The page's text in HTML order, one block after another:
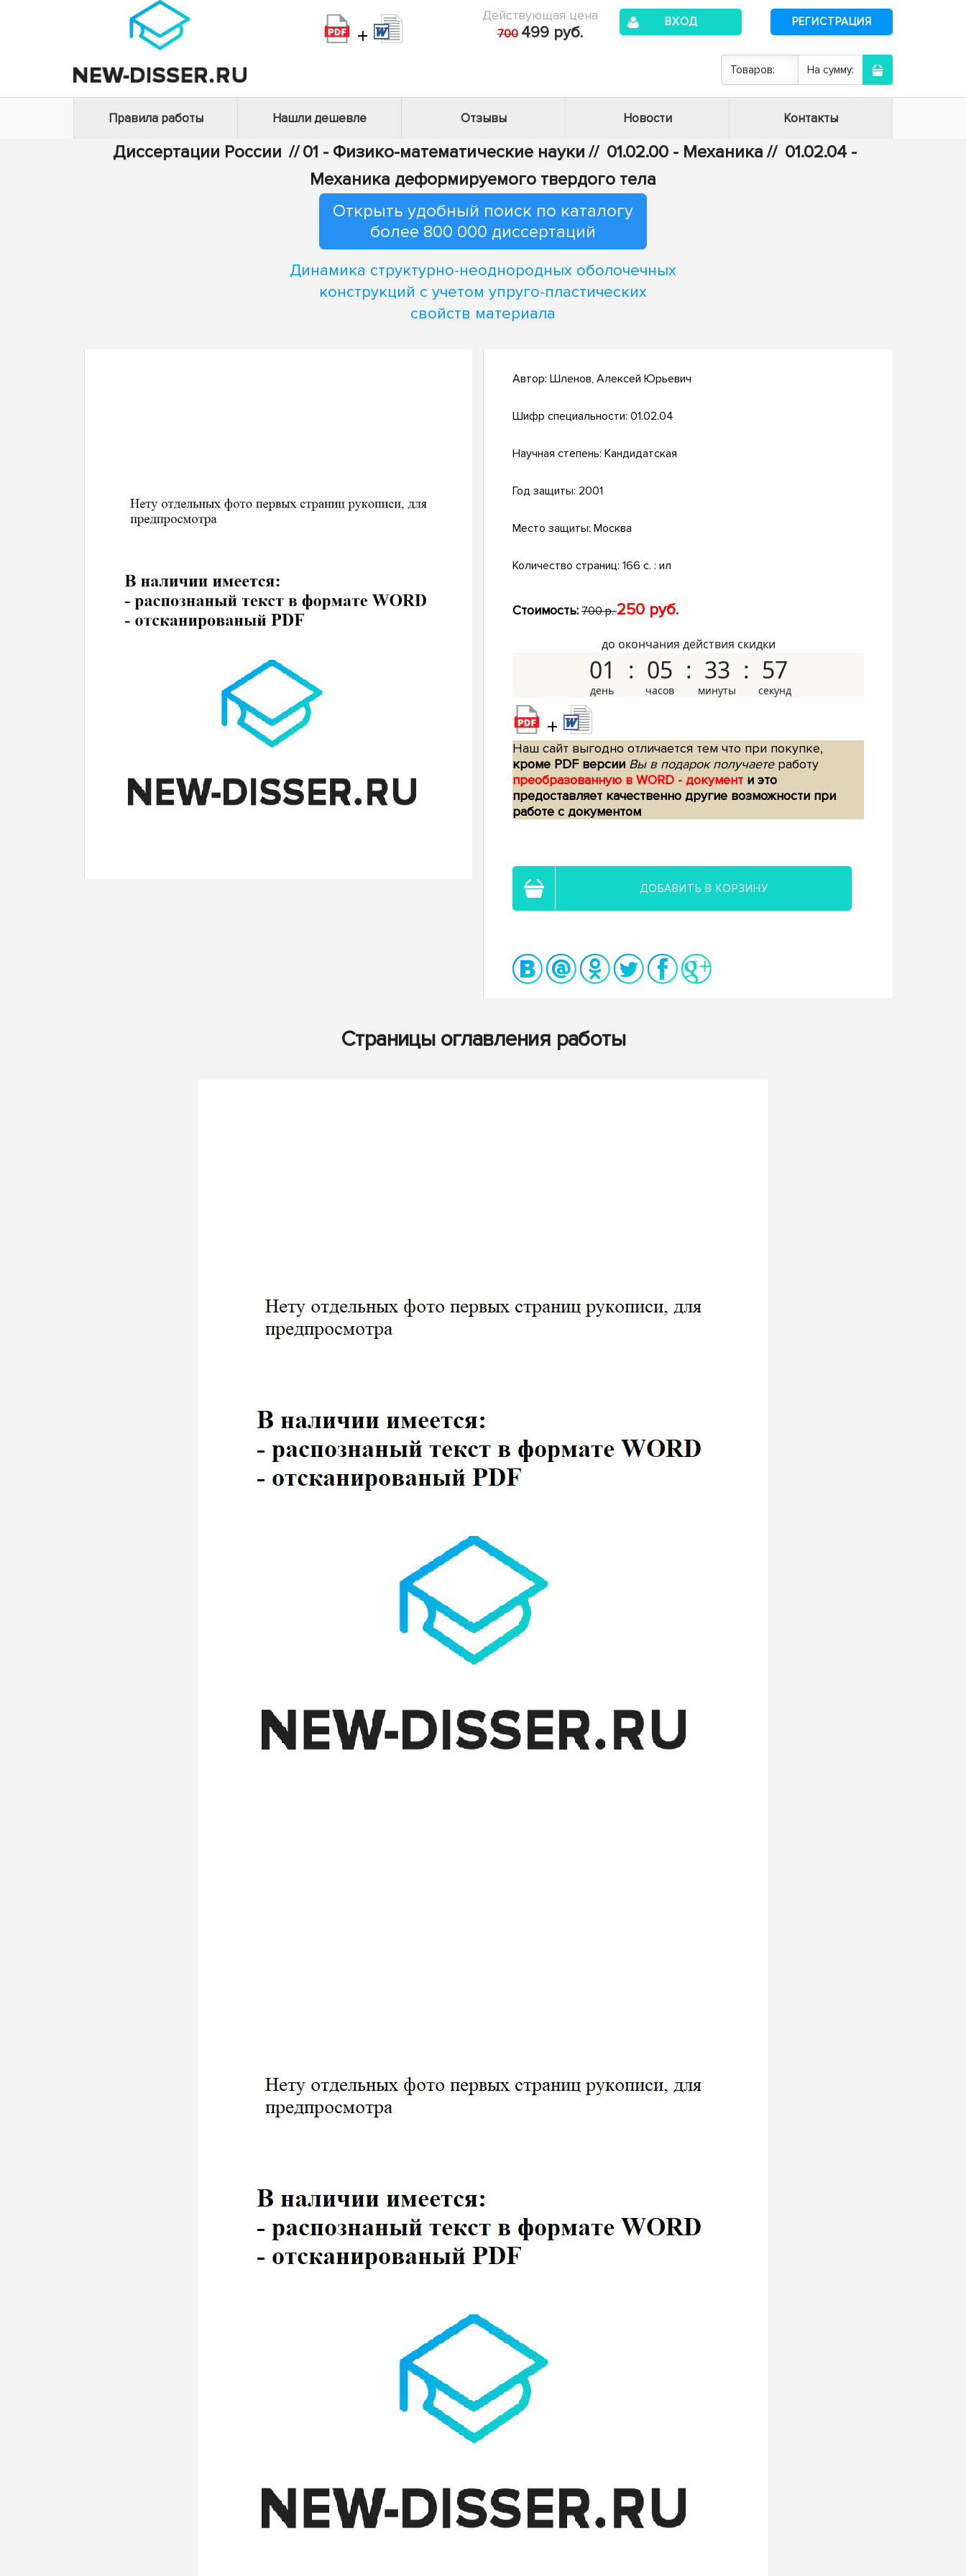
+
Действующая цена
700 499 руб.
ВХОД РЕГИСТРАЦИЯ
Товаров: На сумму:
Правила работы Нашли дешевле Отзывы Новости Контакты
Диссертации России // 01 - Физико-математические науки // 01.02.00 - Механика // 01.02.04 -
Механика деформируемого твердого тела
Открыть удобный поиск по каталогу
более 800 000 диссертаций
Динамика структурно-неоднородных оболочечных
конструкций с учетом упруго-пластических
свойств материала
Автор: Шленов, Алексей Юрьевич
Шифр специальности: 01.02.04
Научная степень: Кандидатская
Год защиты: 2001
Место защиты: Москва
Количество страниц: 166 с. : ил
Стоимость: 700 р.250 руб.
до окончания действия скидки
01 05 33 56
+
Наш сайт выгодно отличается тем что при покупке,
кроме PDF версии Вы в подарок получаетеработу
преобразованную в WORD - документ и это
предоставляет качественно другие возможности при
работе с документом
ДОБАВИТЬ В КОРЗИНУ
Страницы оглавления работы